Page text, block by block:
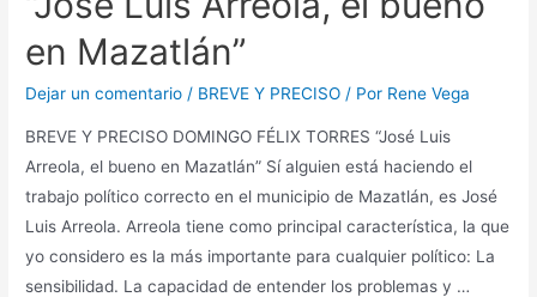
en Mazatlán”
Dejar un comentario / BREVE Y PRECISO / Por Rene Vega
BREVE Y PRECISO DOMINGO FÉLIX TORRES “José Luis
Arreola, el bueno en Mazatlán” Sí alguien está haciendo el
trabajo político correcto en el municipio de Mazatlán, es José
Luis Arreola. Arreola tiene como principal característica, la que
yo considero es la más importante para cualquier político: La
sensibilidad. La capacidad de entender los problemas y …